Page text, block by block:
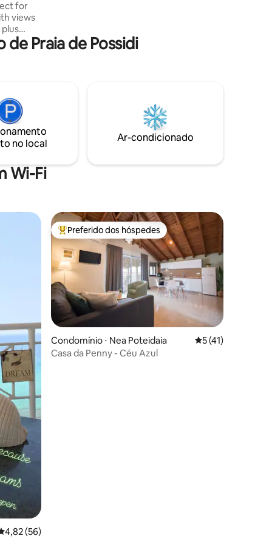
for
views
and
Praia de Possidi
no local
Ar-condicionado
Wi-Fi
de uma avaliação média de 5, 56 avaliações
4,82 (56)
Entre os melhores preferidos dos hóspedes
Preferido dos hóspedes
Condomínio ⋅ Nea Poteidaia 5 de uma
5 (41)
Casa da Penny - Céu Azul